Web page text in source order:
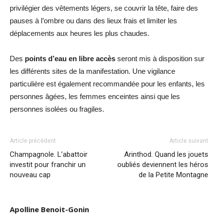
privilégier des vêtements légers, se couvrir la tête, faire des
pauses à l’ombre ou dans des lieux frais et limiter les
déplacements aux heures les plus chaudes.
Des points d’eau en libre accès seront mis à disposition sur
les différents sites de la manifestation. Une vigilance
particulière est également recommandée pour les enfants, les
personnes âgées, les femmes enceintes ainsi que les
personnes isolées ou fragiles.
Article précédent
Champagnole. L’abattoir
investit pour franchir un
nouveau cap
Article suivant
Arinthod. Quand les jouets
oubliés deviennent les héros
de la Petite Montagne
Apolline Benoit-Gonin